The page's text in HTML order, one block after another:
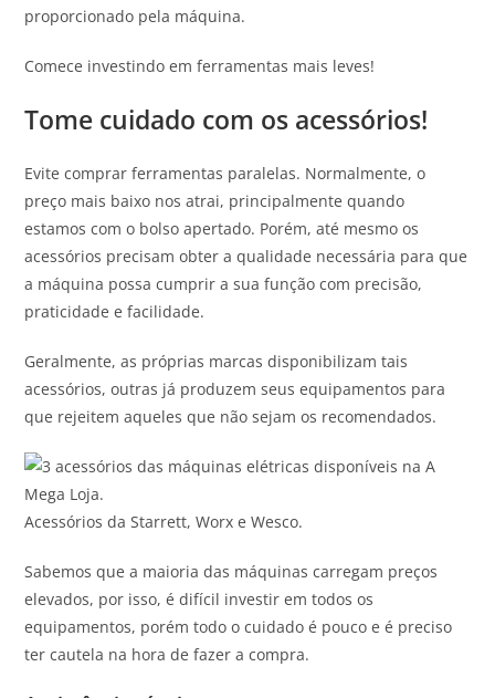
proporcionado pela máquina.
Comece investindo em ferramentas mais leves!
Tome cuidado com os acessórios!
Evite comprar ferramentas paralelas. Normalmente, o
preço mais baixo nos atrai, principalmente quando
estamos com o bolso apertado. Porém, até mesmo os
acessórios precisam obter a qualidade necessária para que
a máquina possa cumprir a sua função com precisão,
praticidade e facilidade.
Geralmente, as próprias marcas disponibilizam tais
acessórios, outras já produzem seus equipamentos para
que rejeitem aqueles que não sejam os recomendados.
Acessórios da Starrett, Worx e Wesco.
Sabemos que a maioria das máquinas carregam preços
elevados, por isso, é difícil investir em todos os
equipamentos, porém todo o cuidado é pouco e é preciso
ter cautela na hora de fazer a compra.